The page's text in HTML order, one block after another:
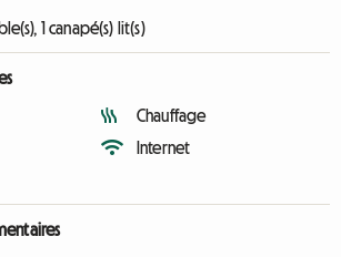
1 canapé(s) lit(s)
Chauffage
Internet